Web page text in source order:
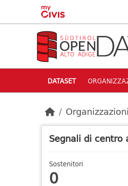
Skip to main content
DATASET
Organizzazioni
Segnali di centro
Sostenitori
0